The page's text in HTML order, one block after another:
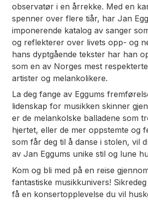
observatør i en årrekke. Med en
spenner over flere tiår, har Jan
imponerende katalog av sanger
og reflekterer over livets opp- og
hans dyptgående tekster har han
som en av Norges mest
artister og melankolikere.
La deg fange av Eggums
lidenskap for musikken skinner
er de melankolske balladene som
hjertet, eller de mer oppstemte og
som får deg til å danse i stolen, vil
av Jan Eggums unike stil og lune
Kom og bli med på en reise
fantastiske musikkunivers!
få en konsertopplevelse du vil